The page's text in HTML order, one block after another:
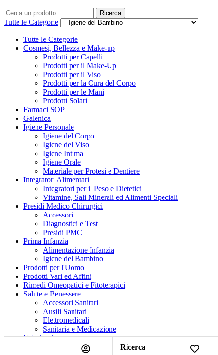
Ricerca
Ricerca
Tutte le Categorie
Tutte le Categorie
Cosmesi, Bellezza e Make-up
Prodotti per Capelli
Prodotti per il Make-Up
Prodotti per il Viso
Prodotti per la Cura del Corpo
Prodotti per le Mani
Prodotti Solari
Farmaci SOP
Galenica
Igiene Personale
Igiene del Corpo
Igiene del Viso
Igiene Intima
Igiene Orale
Materiale per Protesi e Dentiere
Integratori Alimentari
Integratori per il Peso e Dietetici
Vitamine, Sali Minerali ed Alimenti Speciali
Presidi Medico Chirurgici
Accessori
Diagnostici e Test
Presidi PMC
Prima Infanzia
Alimentazione Infanzia
Igiene del Bambino
Prodotti per l'Uomo
Prodotti Vari ed Affini
Rimedi Omeopatici e Fitoterapici
Salute e Benessere
Accessori Sanitari
Ausili Sanitari
Elettromedicali
Sanitaria e Medicazione
Veterinaria